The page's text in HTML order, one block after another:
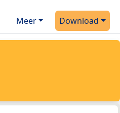
Meer Download